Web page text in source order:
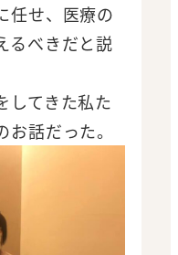
任せ、医療の
るべきだと説
してきた私た
話だった。